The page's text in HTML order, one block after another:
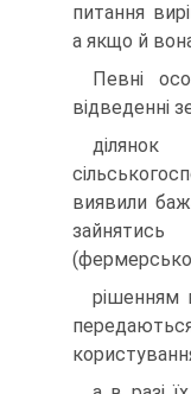
питання
а якщо й
Певнi
вiдведеннi
виявили
рiшенням